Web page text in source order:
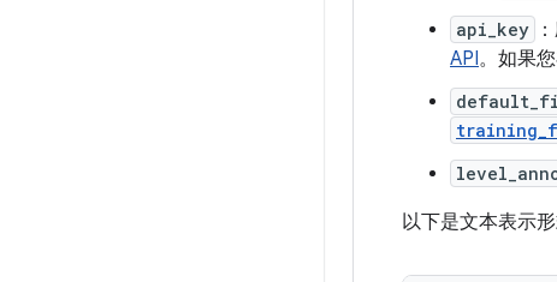
api_key
API。如果
以下是文本表示形